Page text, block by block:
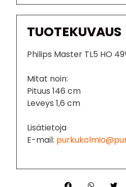
TUOTEKUVAUS
Philips Master TL5 HO
Mitat noin:
Pituus 146 cm
Leveys 1,6 cm
Lisätietoja
E-mail: